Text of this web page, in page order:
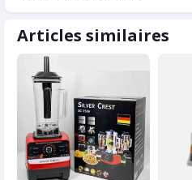
Articles similaires